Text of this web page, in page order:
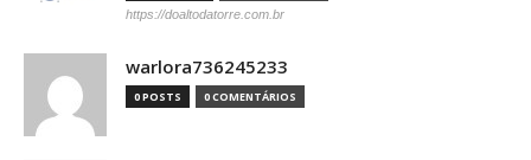
https://doaltodatorre.com.br
warlora736245233
0 POSTS 0 COMENTÁRIOS